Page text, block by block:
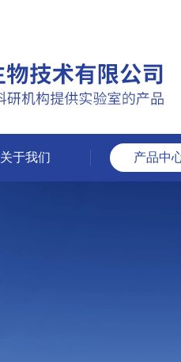
关于我们 产品中